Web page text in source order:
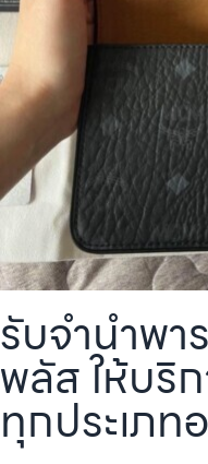
รับจำนำพา
พลัส ให้บริ
ทุกประเภท